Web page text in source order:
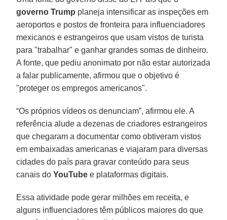
governo Trump planeja intensificar as inspeções em
aeroportos e postos de fronteira para influenciadores
mexicanos e estrangeiros que usam vistos de turista
para "trabalhar" e ganhar grandes somas de dinheiro.
A fonte, que pediu anonimato por não estar autorizada
a falar publicamente, afirmou que o objetivo é
"proteger os empregos americanos".
“Os próprios vídeos os denunciam”, afirmou ele. A
referência alude a dezenas de criadores estrangeiros
que chegaram a documentar como obtiveram vistos
em embaixadas americanas e viajaram para diversas
cidades do país para gravar conteúdo para seus
canais doYouTube e plataformas digitais.
Essa atividade pode gerar milhões em receita, e
alguns influenciadores têm públicos maiores do que